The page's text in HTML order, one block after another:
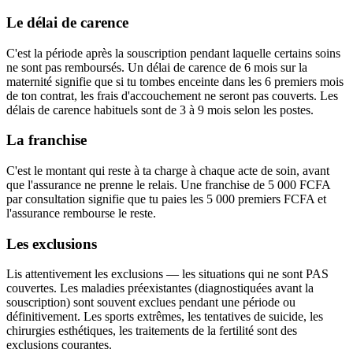
Le délai de carence
C'est la période après la souscription pendant laquelle certains soins
ne sont pas remboursés. Un délai de carence de 6 mois sur la
maternité signifie que si tu tombes enceinte dans les 6 premiers mois
de ton contrat, les frais d'accouchement ne seront pas couverts. Les
délais de carence habituels sont de 3 à 9 mois selon les postes.
La franchise
C'est le montant qui reste à ta charge à chaque acte de soin, avant
que l'assurance ne prenne le relais. Une franchise de 5 000 FCFA
par consultation signifie que tu paies les 5 000 premiers FCFA et
l'assurance rembourse le reste.
Les exclusions
Lis attentivement les exclusions — les situations qui ne sont PAS
couvertes. Les maladies préexistantes (diagnostiquées avant la
souscription) sont souvent exclues pendant une période ou
définitivement. Les sports extrêmes, les tentatives de suicide, les
chirurgies esthétiques, les traitements de la fertilité sont des
exclusions courantes.